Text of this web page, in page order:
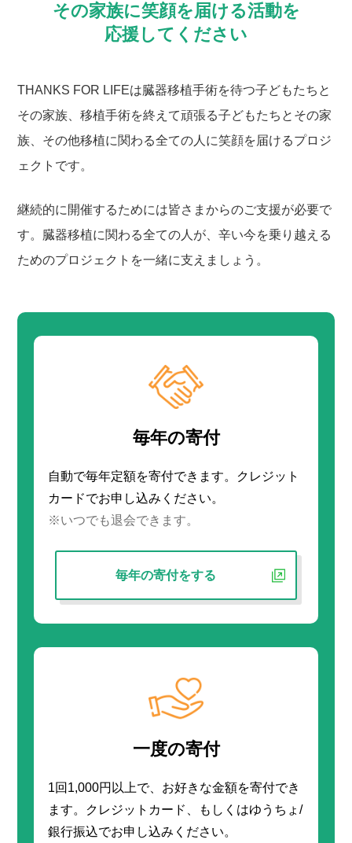
その家族に笑顔を届ける活動を
応援してください
THANKS FOR LIFEは臓器移植手術を待つ子どもたちと
その家族、移植手術を終えて頑張る子どもたちとその家
族、その他移植に関わる全ての人に笑顔を届けるプロジ
ェクトです。
継続的に開催するためには皆さまからのご支援が必要で
す。臓器移植に関わる全ての人が、辛い今を乗り越える
ためのプロジェクトを一緒に支えましょう。
毎年の寄付
自動で毎年定額を寄付できます。クレジット
カードでお申し込みください。
※いつでも退会できます。
毎年の寄付をする
一度の寄付
1回1,000円以上で、お好きな金額を寄付でき
ます。クレジットカード、もしくはゆうちょ/
銀行振込でお申し込みください。